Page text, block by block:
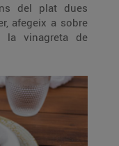
del plat dues
afegeix a sobre
la vinagreta de